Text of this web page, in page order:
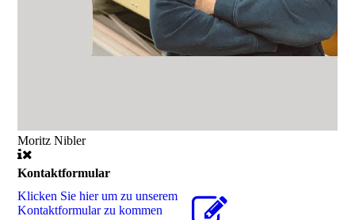
Moritz Nibler
Kontaktformular
Klicken Sie hier um zu unserem
Kon­takt­for­mu­lar zu kommen